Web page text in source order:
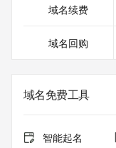
域名续费
域名回购
域名免费工具
智能起名